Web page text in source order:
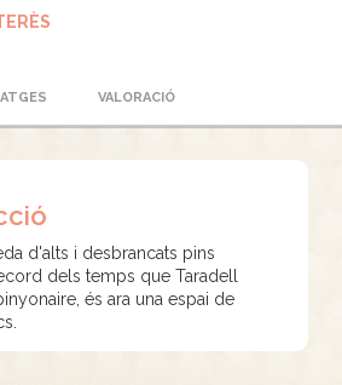
VALORACIÓ
d'alts i desbrancats pins
dels temps que Taradell
és ara una espai de